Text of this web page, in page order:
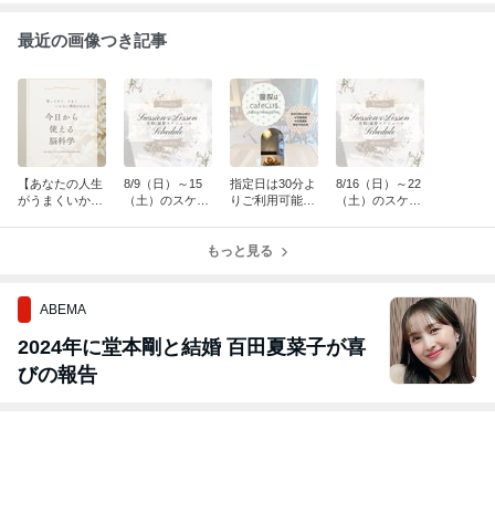
最近の画像つき記事
【あなたの人生
がうまくいかな
8/9（日）～15
（土）のスケジ
指定日は30分よ
りご利用可能★
内
8/16（日）～22
（土）のスケジ
もっと見る
ABEMA
2024年に堂本剛と結婚 百田夏菜子が喜
びの報告